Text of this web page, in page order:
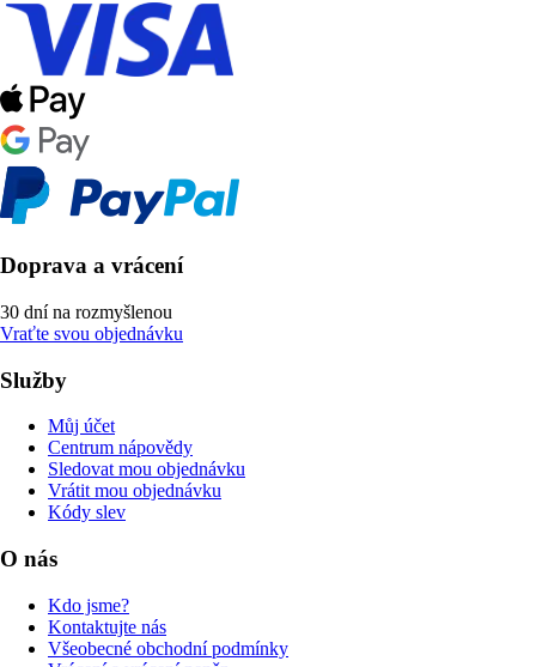
Doprava a vrácení
30 dní na rozmyšlenou
Vraťte svou objednávku
Služby
Můj účet
Centrum nápovědy
Sledovat mou objednávku
Vrátit mou objednávku
Kódy slev
O nás
Kdo jsme?
Kontaktujte nás
Všeobecné obchodní podmínky